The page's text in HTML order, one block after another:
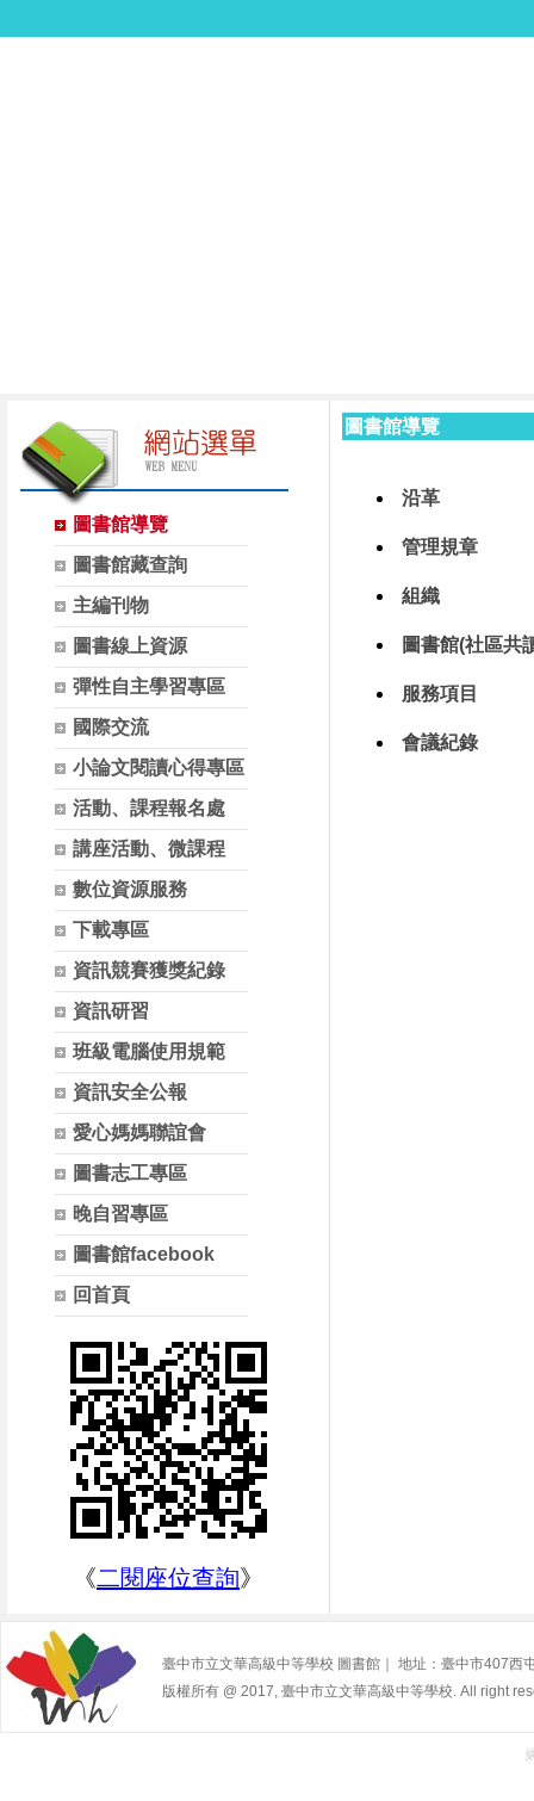
圖書館導覽
圖書館藏查詢
主編刊物
圖書線上資源
彈性自主學習專區
國際交流
小論文閱讀心得專區
活動、課程報名處
講座活動、微課程
數位資源服務
下載專區
資訊競賽獲獎紀錄
資訊研習
班級電腦使用規範
資訊安全公報
愛心媽媽聯誼會
圖書志工專區
晚自習專區
圖書館facebook
回首頁
《二閱座位查詢》
圖書館導覽
沿革
管理規章
組織
圖書館(社區共
服務項目
會議紀錄
臺中市立文華高級中等學校 圖書館｜ 地址：臺中市407
版權所有 @ 2017, 臺中市立文華高級中等學校. All right